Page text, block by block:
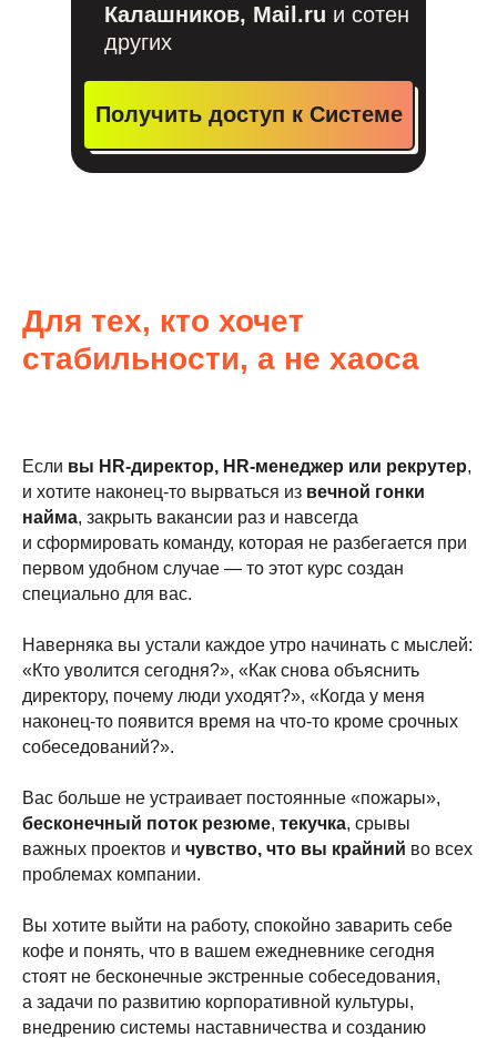
Калашников, Mail.ru и сотен
других
Получить доступ к Системе
Для тех, кто хочет
стабильности, а не хаоса
Если вы HR-директор, HR-менеджер или рекрутер,
и хотите наконец-то вырваться из вечной гонки
найма, закрыть вакансии раз и навсегда
и сформировать команду, которая не разбегается при
первом удобном случае — то этот курс создан
специально для вас.
Наверняка вы устали каждое утро начинать с мыслей:
«Кто уволится сегодня?», «Как снова объяснить
директору, почему люди уходят?», «Когда у меня
наконец-то появится время на что-то кроме срочных
собеседований?».
Вас больше не устраивает постоянные «пожары»,
бесконечный поток резюме, текучка, срывы
важных проектов и чувство, что вы крайний во всех
проблемах компании.
Вы хотите выйти на работу, спокойно заварить себе
кофе и понять, что в вашем ежедневнике сегодня
стоят не бесконечные экстренные собеседования,
а задачи по развитию корпоративной культуры,
внедрению системы наставничества и созданию